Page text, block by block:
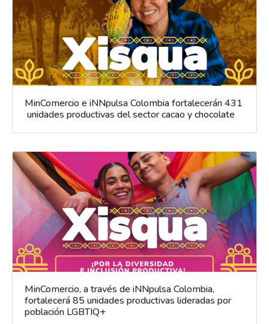
MinComercio e iNNpulsa Colombia fortalecerán 431
unidades productivas del sector cacao y chocolate
MinComercio, a través de iNNpulsa Colombia,
fortalecerá 85 unidades productivas lideradas por
población LGBTIQ+